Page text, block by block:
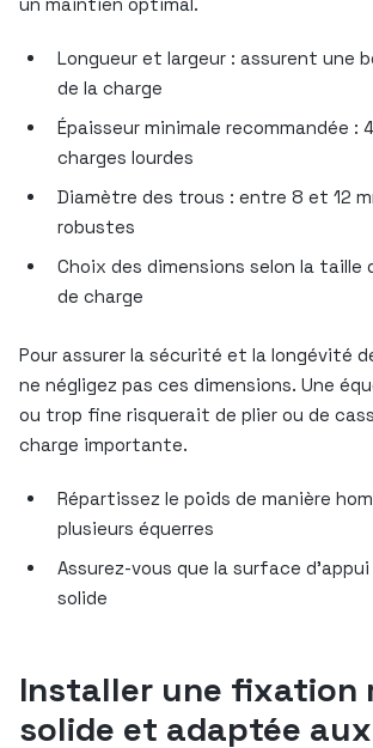
Longueur et largeur : assurent une
de la charge
Épaisseur minimale recommandée :
charges lourdes
Diamètre des trous : entre 8 et 12
robustes
Choix des dimensions selon la taille
de charge
Pour assurer la sécurité et la longévité
ne négligez pas ces dimensions. Une
ou trop fine risquerait de plier ou de
charge importante.
Répartissez le poids de manière
plusieurs équerres
Assurez-vous que la surface
solide
Installer une fixation
solide et adaptée